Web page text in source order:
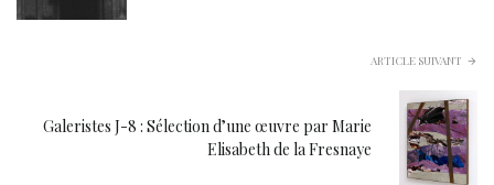
ARTICLE SUIVANT
Galeristes J-8 : Sélection d’une œuvre par Marie
Elisabeth de la Fresnaye